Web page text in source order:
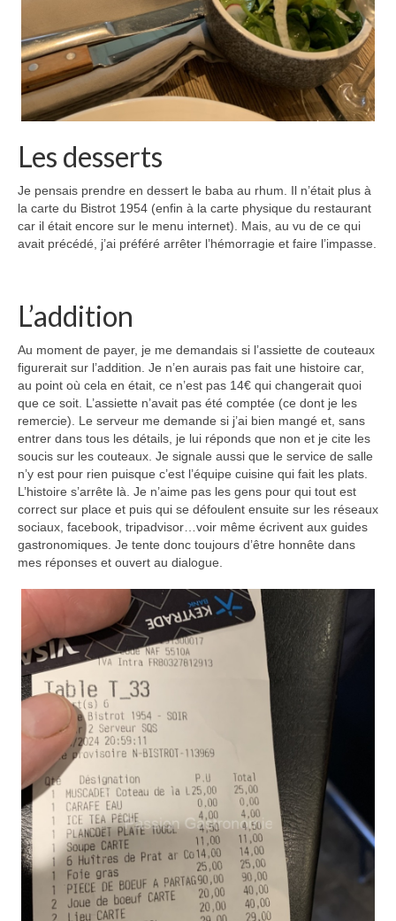
Les desserts
Je pensais prendre en dessert le baba au rhum. Il n’était plus à
la carte du Bistrot 1954 (enfin à la carte physique du restaurant
car il était encore sur le menu internet). Mais, au vu de ce qui
avait précédé, j’ai préféré arrêter l’hémorragie et faire l’impasse.
L’addition
Au moment de payer, je me demandais si l’assiette de couteaux
figurerait sur l’addition. Je n’en aurais pas fait une histoire car,
au point où cela en était, ce n’est pas 14€ qui changerait quoi
que ce soit. L’assiette n’avait pas été comptée (ce dont je les
remercie). Le serveur me demande si j’ai bien mangé et, sans
entrer dans tous les détails, je lui réponds que non et je cite les
soucis sur les couteaux. Je signale aussi que le service de salle
n’y est pour rien puisque c’est l’équipe cuisine qui fait les plats.
L’histoire s’arrête là. Je n’aime pas les gens pour qui tout est
correct sur place et puis qui se défoulent ensuite sur les réseaux
sociaux, facebook, tripadvisor…voir même écrivent aux guides
gastronomiques. Je tente donc toujours d’être honnête dans
mes réponses et ouvert au dialogue.